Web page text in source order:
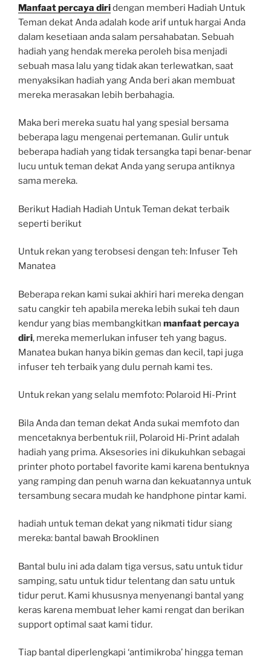
Manfaat percaya diridengan memberi Hadiah Untuk
Teman dekat Anda adalah kode arif untuk hargai Anda
dalam kesetiaan anda salam persahabatan. Sebuah
hadiah yang hendak mereka peroleh bisa menjadi
sebuah masa lalu yang tidak akan terlewatkan, saat
menyaksikan hadiah yang Anda beri akan membuat
mereka merasakan lebih berbahagia.
Maka beri mereka suatu hal yang spesial bersama
beberapa lagu mengenai pertemanan. Gulir untuk
beberapa hadiah yang tidak tersangka tapi benar-benar
lucu untuk teman dekat Anda yang serupa antiknya
sama mereka.
Berikut Hadiah Hadiah Untuk Teman dekat terbaik
seperti berikut
Untuk rekan yang terobsesi dengan teh: Infuser Teh
Manatea
Beberapa rekan kami sukai akhiri hari mereka dengan
satu cangkir teh apabila mereka lebih sukai teh daun
kendur yang bias membangkitkan manfaat percaya
diri, mereka memerlukan infuser teh yang bagus.
Manatea bukan hanya bikin gemas dan kecil, tapi juga
infuser teh terbaik yang dulu pernah kami tes.
Untuk rekan yang selalu memfoto: Polaroid Hi-Print
Bila Anda dan teman dekat Anda sukai memfoto dan
mencetaknya berbentuk riil, Polaroid Hi-Print adalah
hadiah yang prima. Aksesories ini dikukuhkan sebagai
printer photo portabel favorite kami karena bentuknya
yang ramping dan penuh warna dan kekuatannya untuk
tersambung secara mudah ke handphone pintar kami.
hadiah untuk teman dekat yang nikmati tidur siang
mereka: bantal bawah Brooklinen
Bantal bulu ini ada dalam tiga versus, satu untuk tidur
samping, satu untuk tidur telentang dan satu untuk
tidur perut. Kami khususnya menyenangi bantal yang
keras karena membuat leher kami rengat dan berikan
support optimal saat kami tidur.
Tiap bantal diperlengkapi ‘antimikroba’ hingga teman